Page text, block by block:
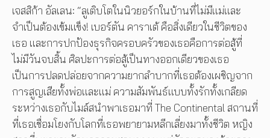
เจสสิก้า อัลเลน: “ลูเติบโตในนิวยอร์กในบ้านที่ไม่มีแม่และ
จำเป็นต้องเข้มแข็ง! เบอร์ตัน คาราเต้ คือสิ่งเดียวในชีวิตของ
เธอ และการปกป้องธุรกิจครอบครัวของเธอคือการต่อสู้ที่
ไม่มีวันจบสิ้น ศิลปะการต่อสู้เป็นทางออกเดียวของเธอ
เป็นการปลดปล่อยจากความยากลำบากที่เธอต้องเผชิญจาก
การสูญเสียทั้งพ่อและแม่ ความสัมพันธ์แบบทั้งรักทั้งเกลียด
ระหว่างเธอกับไมล์สนำพาเธอมาที่ The Continental สถานที่
ที่เธอเชื่อมโยงกับโลกที่เธอพยายามหลีกเลี่ยงมาทั้งชีวิต หญิง